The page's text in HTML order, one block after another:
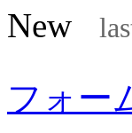
フォー